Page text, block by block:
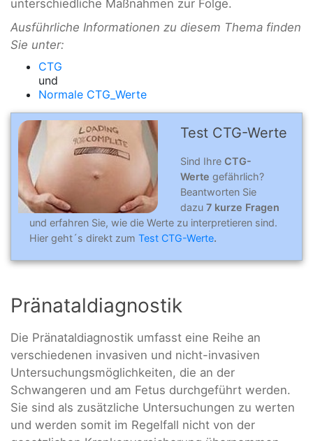
unterschiedliche Maßnahmen zur Folge.
Ausführliche Informationen zu diesem Thema finden
Sie unter:
CTG
und
Normale CTG_Werte
Test CTG-Werte
Sind Ihre CTG-
Werte gefährlich?
Beantworten Sie
dazu 7 kurze Fragen
und erfahren Sie, wie die Werte zu interpretieren sind.
Hier geht´s direkt zum Test CTG-Werte.
Pränataldiagnostik
Die Pränataldiagnostik umfasst eine Reihe an
verschiedenen invasiven und nicht-invasiven
Untersuchungsmöglichkeiten, die an der
Schwangeren und am Fetus durchgeführt werden.
Sie sind als zusätzliche Untersuchungen zu werten
und werden somit im Regelfall nicht von der